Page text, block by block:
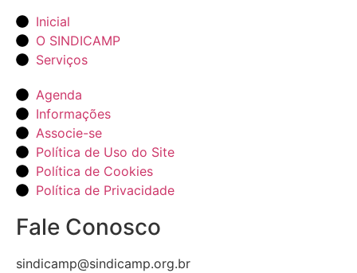
Inicial
O SINDICAMP
Serviços
Agenda
Informações
Associe-se
Política de Uso do Site
Política de Cookies
Política de Privacidade
Fale Conosco
sindicamp@sindicamp.org.br